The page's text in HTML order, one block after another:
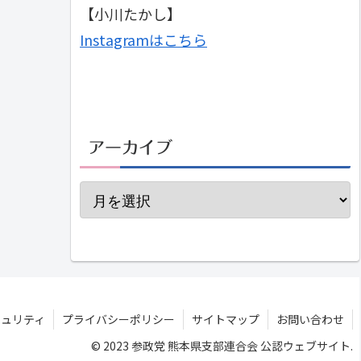
【小川たかし】
Instagramはこちら
アーカイブ
リティ プライバシーポリシー サイトマップ
お問い合わせ
© 2023 参政党 熊本県支部連合会 公認ウェブサイト.